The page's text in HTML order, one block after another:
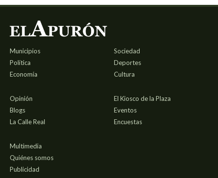
Municipios
Política
Economía
Sociedad
Deportes
Cultura
Opinión
Blogs
La Calle Real
El Kiosco de la Plaza
Eventos
Encuestas
Multimedia
Quiénes somos
Publicidad